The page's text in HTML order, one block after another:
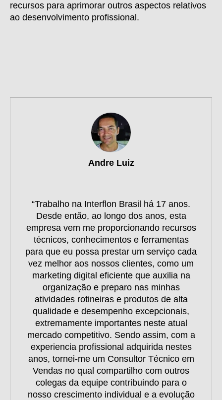
recursos para aprimorar outros aspectos relativos
ao desenvolvimento profissional.
Andre Luiz
“Trabalho na Interflon Brasil há 17 anos.
Desde então, ao longo dos anos, esta
empresa vem me proporcionando recursos
técnicos, conhecimentos e ferramentas
para que eu possa prestar um serviço cada
vez melhor aos nossos clientes, como um
marketing digital eficiente que auxilia na
organização e preparo nas minhas
atividades rotineiras e produtos de alta
qualidade e desempenho excepcionais,
extremamente importantes neste atual
mercado competitivo. Sendo assim, com a
experiencia profissional adquirida nestes
anos, tornei-me um Consultor Técnico em
Vendas no qual compartilho com outros
colegas da equipe contribuindo para o
nosso crescimento individual e a evolução